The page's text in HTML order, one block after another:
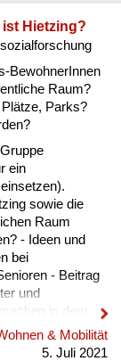
Hietzing?
BewohnerInnen
Raum?
Parks?
ein
sowie die
Raum
- Ideen und
bei
- Beitrag
und
in dem
Zukunft
-
& Mobilität
5. Juli 2021